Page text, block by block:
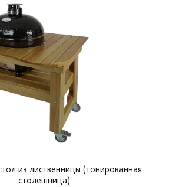
из лиственницы (тонированная
столешница)